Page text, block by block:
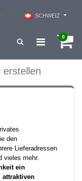
SCHWEIZ
0
erstellen
den
Lieferadressen
vieles mehr.
ein
attraktiven